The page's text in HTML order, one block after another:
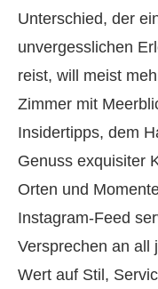
Unterschied, der
unvergesslichen
reist, will meist
Zimmer mit
Insidertipps, dem
Genuss exquisiter
Orten und
Instagram-Feed
Versprechen an all
Wert auf Stil,